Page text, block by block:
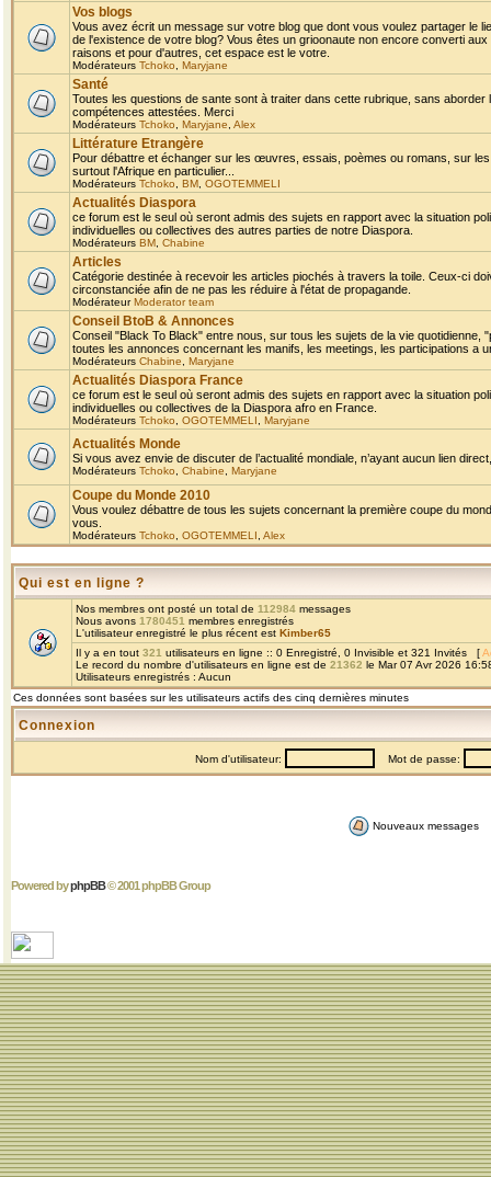
Vos blogs
Vous avez écrit un message sur votre blog que dont vous voulez partager le
de l'existence de votre blog? Vous êtes un grioonaute non encore converti
raisons et pour d'autres, cet espace est le votre.
Modérateurs Tchoko Maryjane
Santé
Toutes les questions de sante sont à traiter dans cette rubrique, sans
compétences attestées. Merci
Modérateurs Tchoko Maryjane Alex
Littérature Etrangère
Pour débattre et échanger sur les œuvres, essais, poèmes ou romans, sur
surtout l'Afrique en particulier...
Modérateurs Tchoko BM OGOTEMMELI
Actualités Diaspora
ce forum est le seul où seront admis des sujets en rapport avec la situation
individuelles ou collectives des autres parties de notre Diaspora.
Modérateurs BM Chabine
Articles
Catégorie destinée à recevoir les articles piochés à travers la toile. Ceux-ci
circonstanciée afin de ne pas les réduire à l'état de propagande.
ModérateurModerator team
Conseil BtoB & Annonces
Conseil "Black To Black" entre nous, sur tous les sujets de la vie
toutes les annonces concernant les manifs, les meetings, les participations a
Modérateurs Chabine Maryjane
Actualités Diaspora France
ce forum est le seul où seront admis des sujets en rapport avec la situation
individuelles ou collectives de la Diaspora afro en France.
Modérateurs Tchoko OGOTEMMELI Maryjane
Actualités Monde
Si vous avez envie de discuter de l’actualité mondiale, n’ayant aucun lien
Modérateurs Tchoko Chabine Maryjane
Coupe du Monde 2010
Vous voulez débattre de tous les sujets concernant la première coupe du
vous.
Modérateurs Tchoko OGOTEMMELI Alex
Qui est en ligne ?
Nos membres ont posté un total de 112984 messages
Nous avons 1780451 membres enregistrés
L'utilisateur enregistré le plus récent est Kimber65
Il y a en tout 321 utilisateurs en ligne :: 0 Enregistré, 0 Invisible et 321 Invités [
Le record du nombre d'utilisateurs en ligne est de 21362 le Mar 07 Avr 2026
Utilisateurs enregistrés : Aucun
Ces données sont basées sur les utilisateurs actifs des cinq dernières minutes
Connexion
Nom d'utilisateur: Mot de passe:
Nouveaux messages
Powered byphpBB© 2001 phpBB Group